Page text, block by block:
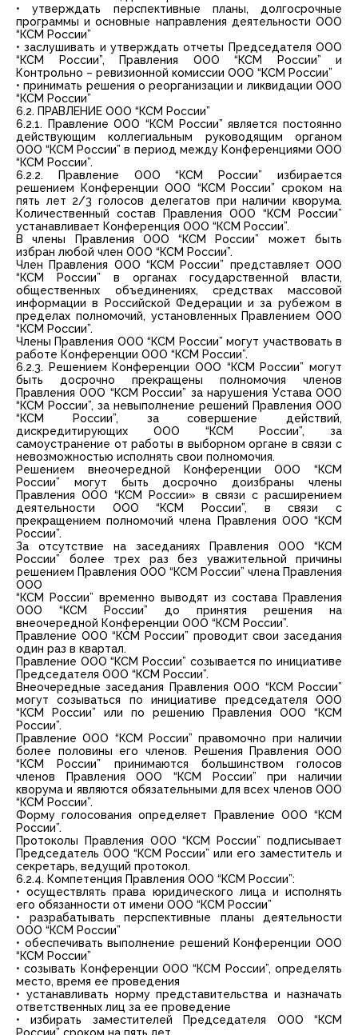
• утверждать перспективные планы, долгосрочные
программы и основные направления деятельности ООО
“КСМ России”
• заслушивать и утверждать отчеты Председателя ООО
“КСМ России”, Правления ООО “КСМ России” и
Контрольно – ревизионной комиссии ООО “КСМ России”
• принимать решения о реорганизации и ликвидации ООО
“КСМ России”
6.2. ПРАВЛЕНИЕ ООО “КСМ России”
6.2.1. Правление ООО “КСМ России” является постоянно
действующим коллегиальным руководящим органом
ООО “КСМ России” в период между Конференциями ООО
“КСМ России”.
6.2.2. Правление ООО “КСМ России” избирается
решением Конференции ООО “КСМ России” сроком на
пять лет 2/3 голосов делегатов при наличии кворума.
Количественный состав Правления ООО “КСМ России”
устанавливает Конференция ООО “КСМ России”.
В члены Правления ООО “КСМ России” может быть
избран любой член ООО “КСМ России”.
Член Правления OOO “КСМ России” представляет ООО
“КСМ России” в органах государственной власти,
общественных объединениях, средствах массовой
информации в Российской Федерации и за рубежом в
пределах полномочий, установленных Правлением ООО
“КСМ России”.
Члены Правления OOO “КСМ России” могут участвовать в
работе Конференции ООО “КСМ России”.
6.2.3. Решением Конференции ООО “КСМ России” могут
быть досрочно прекращены полномочия членов
Правления ООО “КСМ России” за нарушения Устава ООО
“КСМ России”, за невыполнение решений Правления ООО
“КСМ России”, за совершение действий,
дискредитирующих ООО “КСМ России”, за
самоустранение от работы в выборном органе в связи с
невозможностью исполнять свои полномочия.
Решением внеочередной Конференции ООО “КСМ
России” могут быть досрочно доизбраны члены
Правления ООО “КСМ России» в связи с расширением
деятельности ООО “КСМ России”, в связи с
прекращением полномочий члена Правления ООО “КСМ
России”.
За отсутствие на заседаниях Правления ООО “КСМ
России” более трех раз без уважительной причины
решением Правления ООО “КСМ России” члена Правления
ООО
“КСМ России” временно выводят из состава Правления
ООО “КСМ России” до принятия решения на
внеочередной Конференции ООО “КСМ России”.
Правление OOO “КСМ России” проводит свои заседания
один раз в квартал.
Правление ООО “КСМ России” созывается по инициативе
Председателя ООО “КСМ России”.
Внеочередные заседания Правления ООО “КСМ России”
могут созываться по инициативе председателя ООО
“КСМ России” или по решению Правления ООО “КСМ
России”.
Правление ООО “КСМ России” правомочно при наличии
более половины его членов. Решения Правления ООО
“КСМ России” принимаются большинством голосов
членов Правления ООО “КСМ России” при наличии
кворума и являются обязательными для всех членов ООО
“КСМ России”.
Форму голосования определяет Правление ООО “КСМ
России”.
Протоколы Правления OOO “КСМ России” подписывает
Председатель ООО “КСМ России” или его заместитель и
секретарь, ведущий протокол.
6.2.4. Компетенция Правления ООО “КСМ России”:
• осуществлять права юридического лица и исполнять
его обязанности от имени ООО “КСМ России”
• разрабатывать перспективные планы деятельности
ООО “КСМ России”
• обеспечивать выполнение решений Конференции ООО
“КСМ России”
• созывать Конференции ООО “КСМ России”, определять
место, время ее проведения
• устанавливать норму представительства и назначать
ответственных лиц за ее проведение
• избирать заместителей Председателя ООО “КСМ
России” сроком на пять лет